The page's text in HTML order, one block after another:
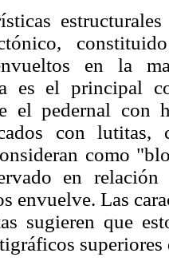
en la
es el principal
el pedernal con
con lutitas,
como
en relación
envuelve. Las
sugieren que
superiores